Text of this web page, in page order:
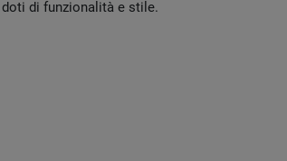
di funzionalità e stile.